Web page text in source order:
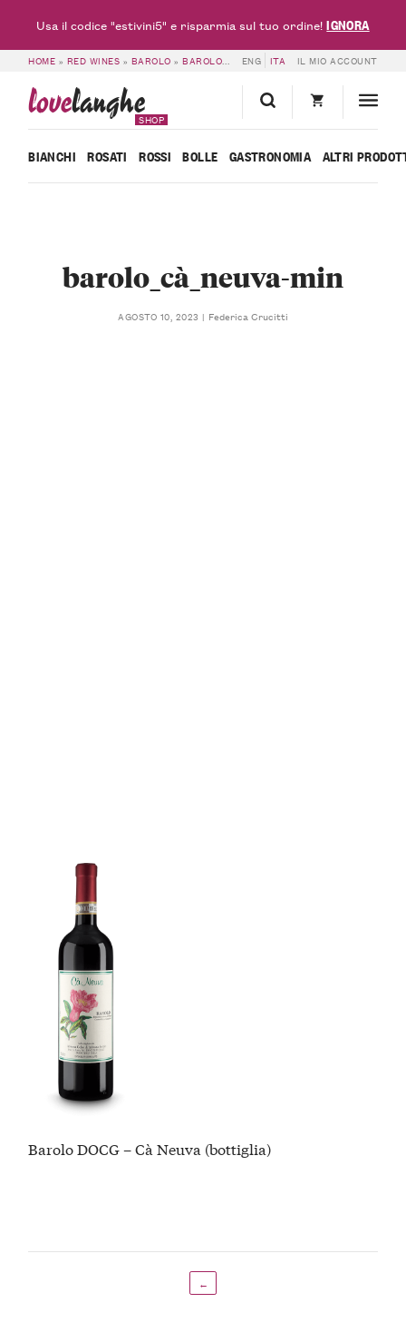
HOME » RED WINES » BAROLO »BAROLO DOCG 2021 – CÀ NEUVA »
ENG ITA IL MIO ACCOUNT
lovelanghe
SHOP
BIANCHI ROSATI ROSSI BOLLE GASTRONOMIA ALTRI
barolo_cà_neuva-min
AGOSTO 10, 2023 Federica Crucitti
Barolo DOCG – Cà Neuva (bottiglia)
←
Usa il codice "estivini5" e risparmia sul tuo ordine!IGNORA